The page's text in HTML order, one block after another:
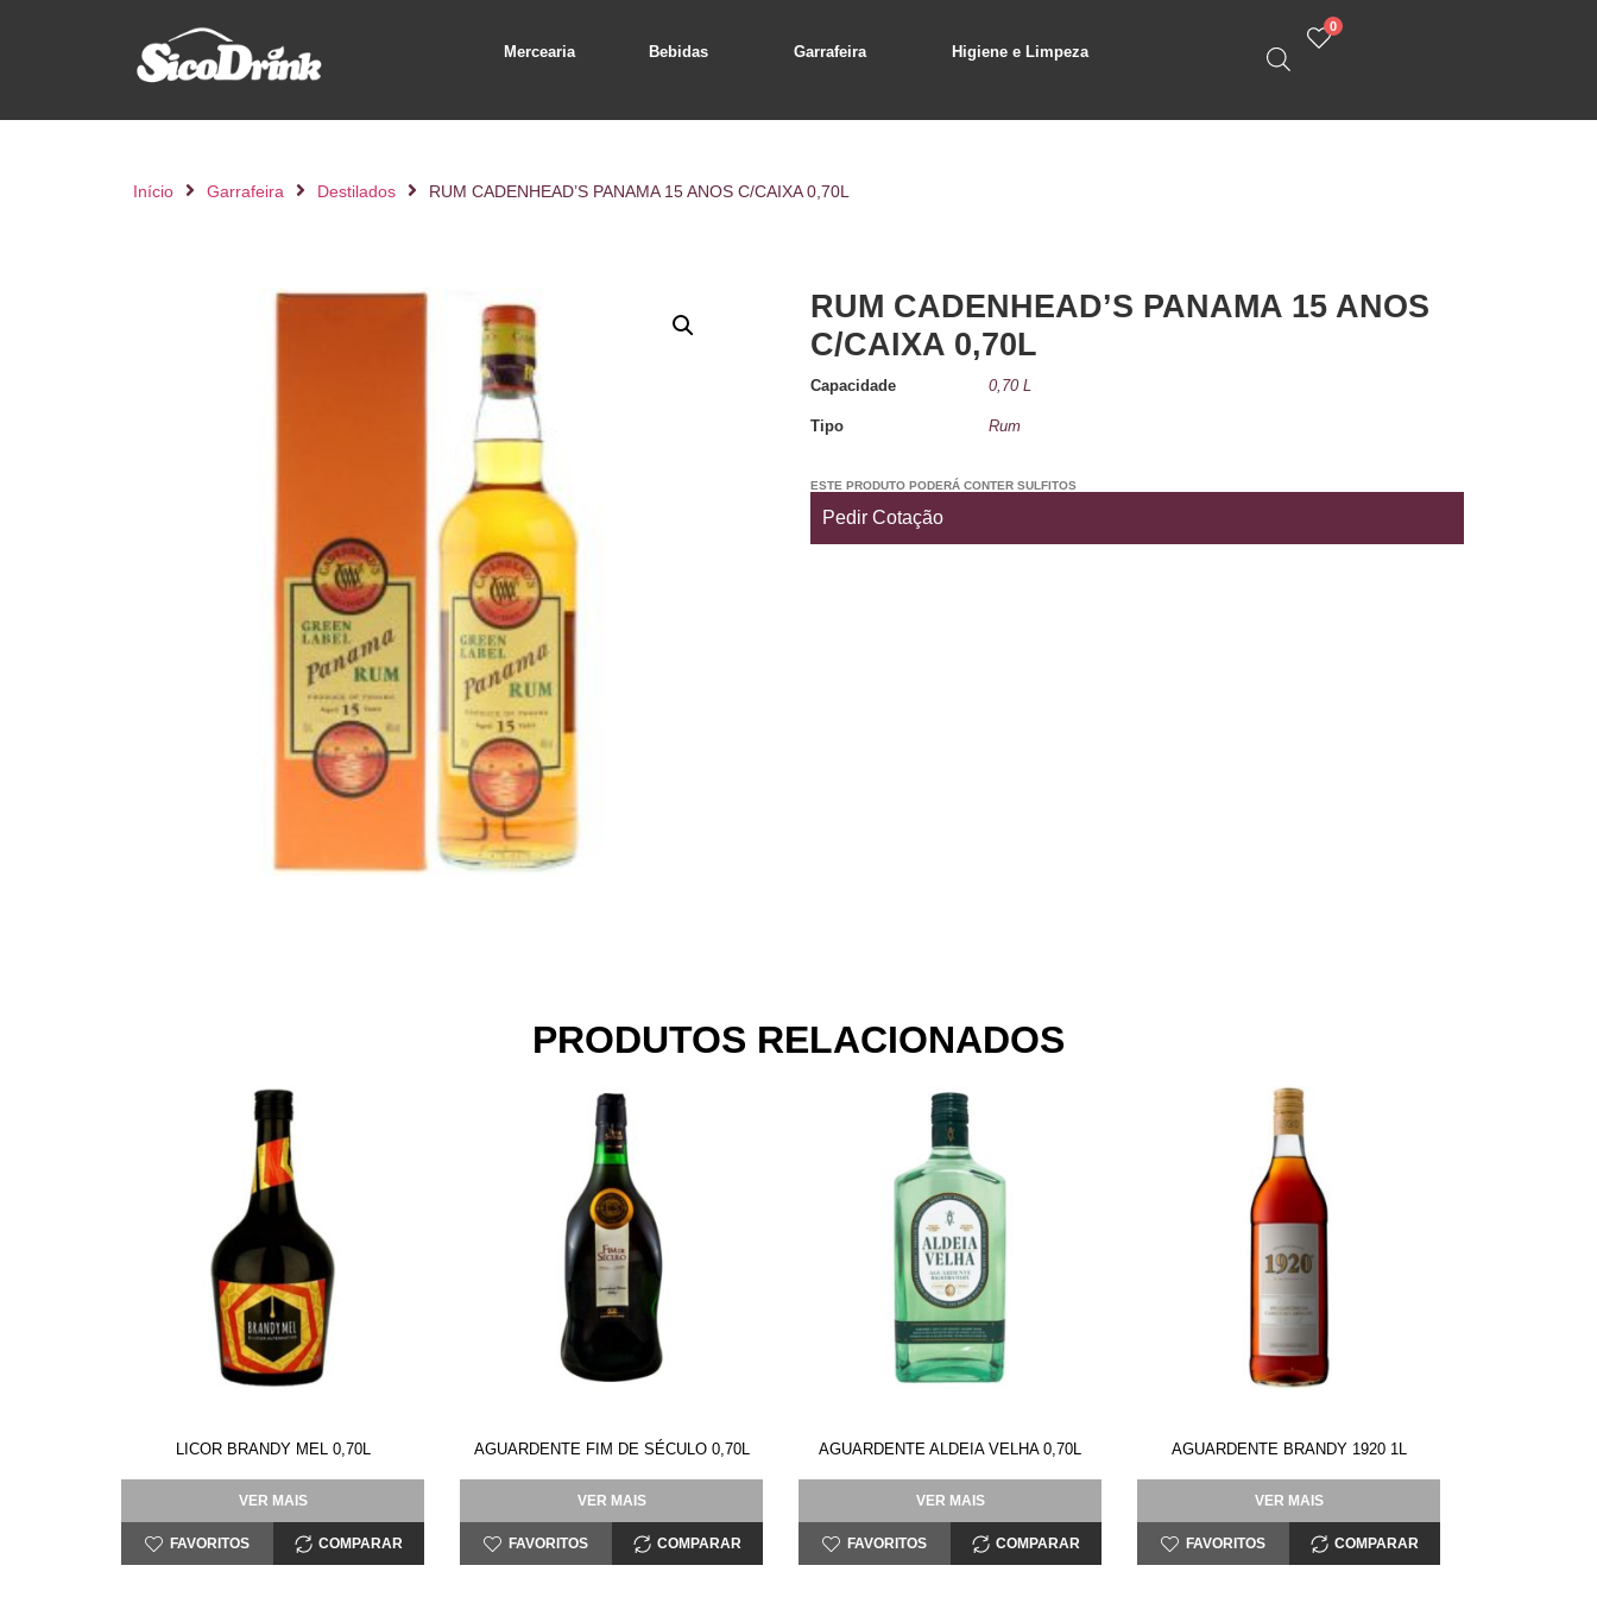
Mercearia Bebidas Garrafeira Higiene e Limpeza
0
Início Garrafeira Destilados RUM CADENHEAD’S PANAMA 15 ANOS C/CAIXA 0,70L
RUM CADENHEAD’S PANAMA 15 ANOS
C/CAIXA 0,70L
Capacidade 0,70 L
Tipo Rum
ESTE PRODUTO PODERÁ CONTER SULFITOS
Pedir Cotação
PRODUTOS RELACIONADOS
LICOR BRANDY MEL 0,70L
VER MAIS
FAVORITOS COMPARAR
AGUARDENTE FIM DE SÉCULO 0,70L
VER MAIS
FAVORITOS COMPARAR
AGUARDENTE ALDEIA VELHA 0,70L
VER MAIS
FAVORITOS COMPARAR
AGUARDENTE BRANDY 1920 1L
VER MAIS
FAVORITOS COMPARAR